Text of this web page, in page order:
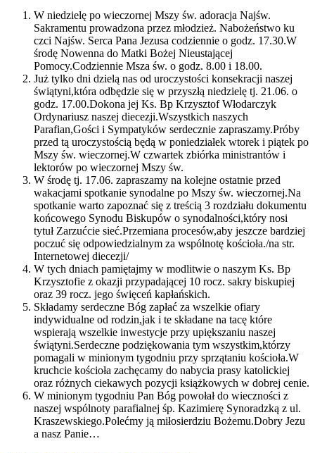
W niedzielę po wieczornej Mszy św. adoracja Najśw.
Sakramentu prowadzona przez młodzież. Nabożeństwo ku
czci Najśw. Serca Pana Jezusa codziennie o godz. 17.30.W
środę Nowenna do Matki Bożej Nieustającej
Pomocy.Codziennie Msza św. o godz. 8.00 i 18.00.
Już tylko dni dzielą nas od uroczystości konsekracji naszej
świątyni,która odbędzie się w przyszłą niedzielę tj. 21.06. o
godz. 17.00.Dokona jej Ks. Bp Krzysztof Włodarczyk
Ordynariusz naszej diecezji.Wszystkich naszych
Parafian,Gości i Sympatyków serdecznie zapraszamy.Próby
przed tą uroczystością będą w poniedziałek wtorek i piątek po
Mszy św. wieczornej.W czwartek zbiórka ministrantów i
lektorów po wieczornej Mszy św.
W środę tj. 17.06. zapraszamy na kolejne ostatnie przed
wakacjami spotkanie synodalne po Mszy św. wieczornej.Na
spotkanie warto zapoznać się z treścią 3 rozdziału dokumentu
końcowego Synodu Biskupów o synodalności,który nosi
tytuł Zarzućcie sieć.Przemiana procesów,aby jeszcze bardziej
poczuć się odpowiedzialnym za wspólnotę kościoła./na str.
Internetowej diecezji/
W tych dniach pamiętajmy w modlitwie o naszym Ks. Bp
Krzysztofie z okazji przypadającej 10 rocz. sakry biskupiej
oraz 39 rocz. jego święceń kapłańskich.
Składamy serdeczne Bóg zapłać za wszelkie ofiary
indywidualne od rodzin,jak i te składane na tacę które
wspierają wszelkie inwestycje przy upiększaniu naszej
świątyni.Serdeczne podziękowania tym wszystkim,którzy
pomagali w minionym tygodniu przy sprzątaniu kościoła.W
kruchcie kościoła zachęcamy do nabycia prasy katolickiej
oraz różnych ciekawych pozycji książkowych w dobrej cenie.
W minionym tygodniu Pan Bóg powołał do wieczności z
naszej wspólnoty parafialnej śp. Kazimierę Synoradzką z ul.
Kraszewskiego.Polećmy ją miłosierdziu Bożemu.Dobry Jezu
a nasz Panie…